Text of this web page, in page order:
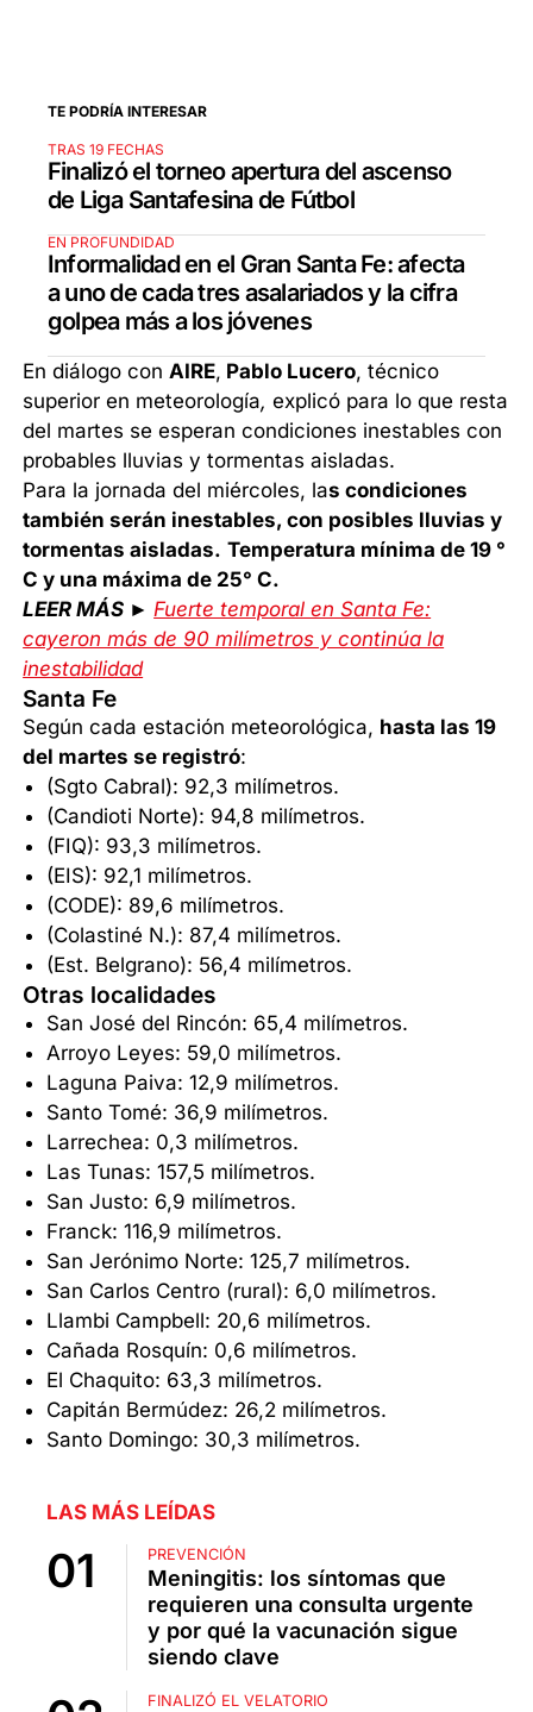
TE PODRÍA INTERESAR
TRAS 19 FECHAS
Finalizó el torneo apertura del ascenso
de Liga Santafesina de Fútbol
EN PROFUNDIDAD
Informalidad en el Gran Santa Fe: afecta
a uno de cada tres asalariados y la cifra
golpea más a los jóvenes
En diálogo conAIRE, Pablo Lucero, técnico
superior en meteorología,explicó para lo que resta
del martes se esperan condiciones inestables con
probables lluvias y tormentas aisladas.
Para la jornada del miércoles, las condiciones
también serán inestables, con posibles lluvias y
tormentas aisladas. Temperatura mínima de 19 °
C y una máxima de 25° C.
LEER MÁS ►Fuerte temporal en Santa Fe:
cayeron más de 90 milímetros y continúa la
inestabilidad
Santa Fe
Según cada estación meteorológica, hasta las 19
del martes se registró:
(Sgto Cabral): 92,3 milímetros.
(Candioti Norte): 94,8 milímetros.
(FIQ): 93,3 milímetros.
(EIS): 92,1 milímetros.
(CODE): 89,6 milímetros.
(Colastiné N.): 87,4 milímetros.
(Est. Belgrano): 56,4 milímetros.
Otras localidades
San José del Rincón: 65,4 milímetros.
Arroyo Leyes: 59,0 milímetros.
Laguna Paiva: 12,9 milímetros.
Santo Tomé: 36,9 milímetros.
Larrechea: 0,3 milímetros.
Las Tunas: 157,5 milímetros.
San Justo: 6,9 milímetros.
Franck: 116,9 milímetros.
San Jerónimo Norte: 125,7 milímetros.
San Carlos Centro (rural): 6,0 milímetros.
Llambi Campbell: 20,6 milímetros.
Cañada Rosquín: 0,6 milímetros.
El Chaquito: 63,3 milímetros.
Capitán Bermúdez: 26,2 milímetros.
Santo Domingo: 30,3 milímetros.
LAS MÁS LEÍDAS
PREVENCIÓN
Meningitis: los síntomas que
requieren una consulta urgente
y por qué la vacunación sigue
siendo clave
FINALIZÓ EL VELATORIO